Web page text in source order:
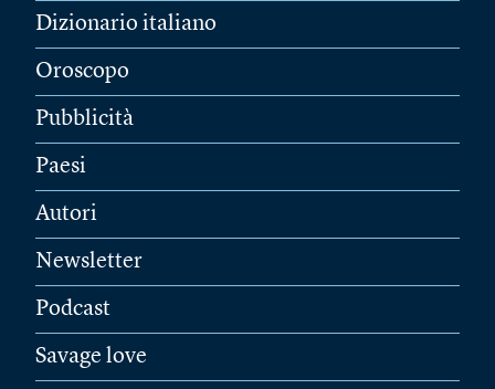
Dizionario italiano
Oroscopo
Pubblicità
Paesi
Autori
Newsletter
Podcast
Savage love